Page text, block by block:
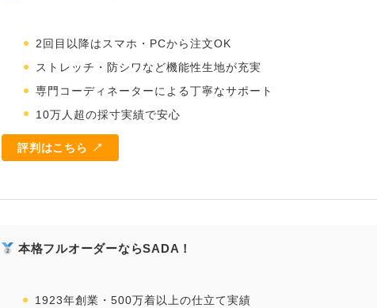
2回目以降はスマホ・PCから注文OK
ストレッチ・防シワなど機能性生地が充実
専門コーディネーターによる丁寧なサポート
10万人超の採寸実績で安心
評判はこちら ↗
本格フルオーダーならSADA！
1923年創業・500万着以上の仕立て実績